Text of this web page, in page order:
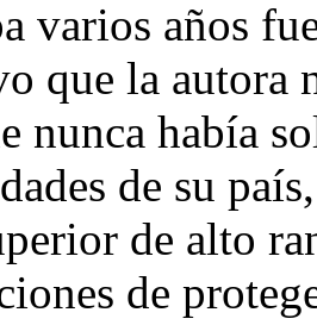
varios años
que la autora
nunca había
de su
de alto
de